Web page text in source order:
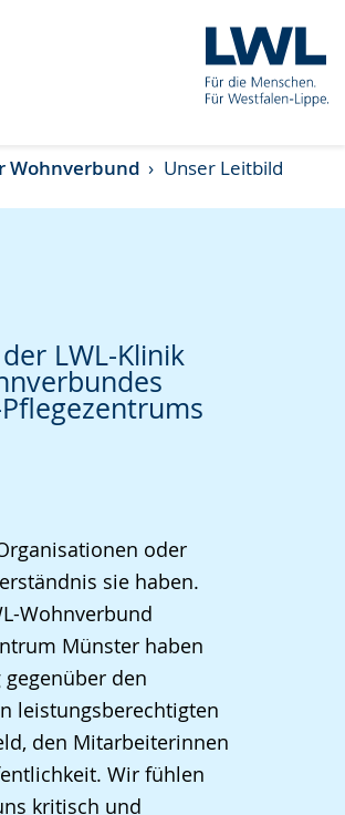
Wohnverbund Unser Leitbild
LWL-Klinik
oder
sie haben.
Wohnverbund
Münster haben
den
leistungsberechtigten
den Mitarbeiterinnen
Wir fühlen
kritisch und